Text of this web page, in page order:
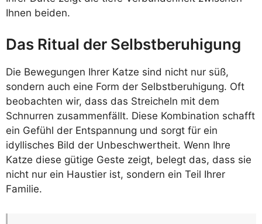
Ihnen beiden.
Das Ritual der Selbstberuhigung
Die Bewegungen Ihrer Katze sind nicht nur süß,
sondern auch eine Form der Selbstberuhigung. Oft
beobachten wir, dass das Streicheln mit dem
Schnurren zusammenfällt. Diese Kombination schafft
ein Gefühl der Entspannung und sorgt für ein
idyllisches Bild der Unbeschwertheit. Wenn Ihre
Katze diese gütige Geste zeigt, belegt das, dass sie
nicht nur ein Haustier ist, sondern ein Teil Ihrer
Familie.